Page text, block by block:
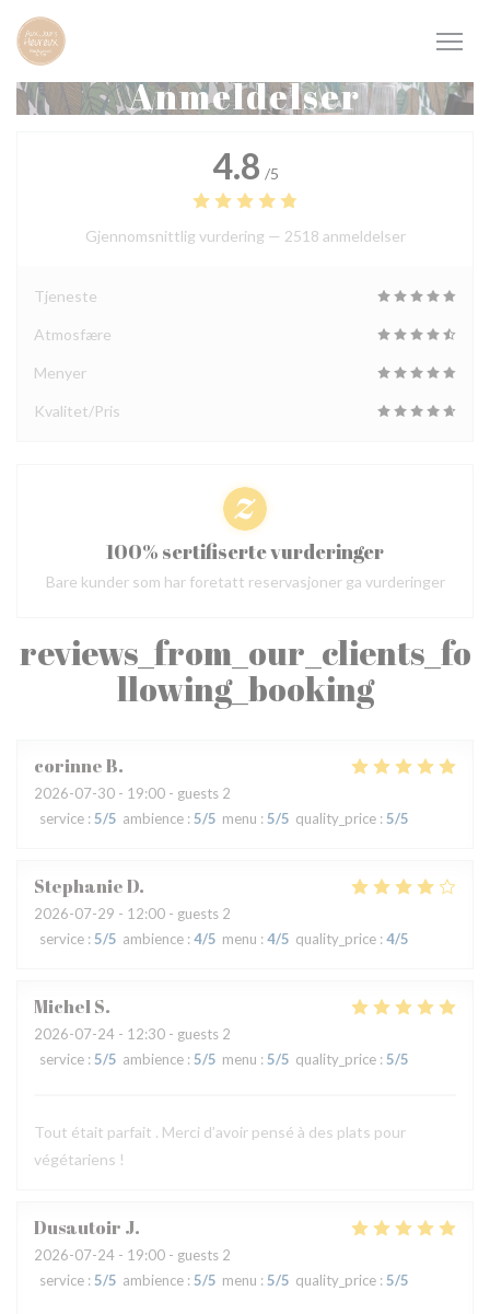
Panel for informasjonskapsler
Anmeldelser
reviews_from_our_clients_fo
llowing_booking
corinneB
2026-07-30 - 19:00 - guests 2
service : 5/5 ambience : 5/5 menu : 5/5 quality_price : 5/5
StephanieD
2026-07-29 - 12:00 - guests 2
service : 5/5 ambience : 4/5 menu : 4/5 quality_price : 4/5
MichelS
2026-07-24 - 12:30 - guests 2
service : 5/5 ambience : 5/5 menu : 5/5 quality_price : 5/5
Tout était parfait . Merci d’avoir pensé à des plats pour
végétariens !
Dusautoir J
2026-07-24 - 19:00 - guests 2
service : 5/5 ambience : 5/5 menu : 5/5 quality_price : 5/5
4.8 /5
Gjennomsnittlig vurdering — 2518 anmeldelser
Tjeneste
Atmosfære
Menyer
Kvalitet/Pris
100% sertifiserte vurderinger
Bare kunder som har foretatt reservasjoner ga vurderinger